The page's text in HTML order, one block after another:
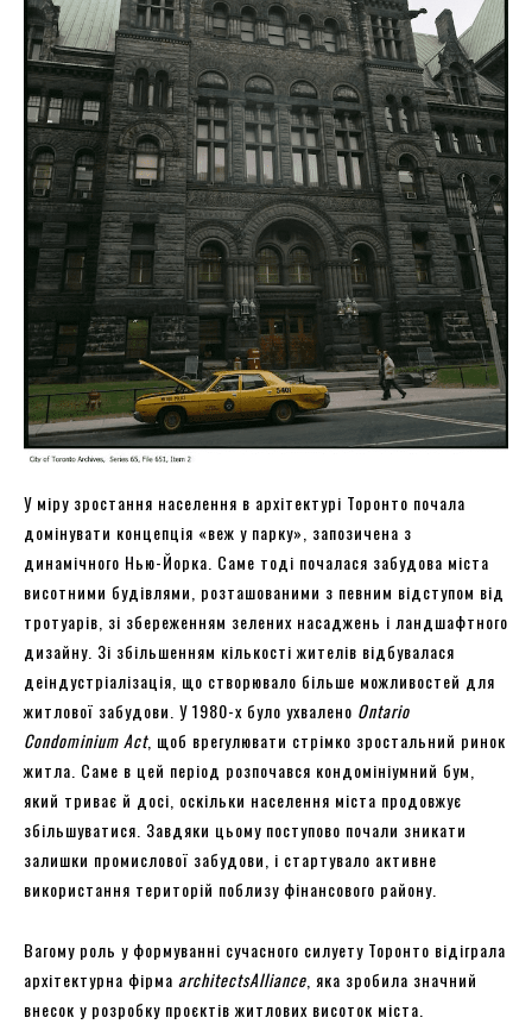
У міру зростання населення в архітектурі Торонто почала
домінувати концепція «веж у парку», запозичена з
динамічного Нью-Йорка. Саме тоді почалася забудова міста
висотними будівлями, розташованими з певним відступом від
тротуарів, зі збереженням зелених насаджень і ландшафтного
дизайну. Зі збільшенням кількості жителів відбувалася
деіндустріалізація, що створювало більше можливостей для
житлової забудови. У 1980-х було ухвалено Ontario
Condominium Act, щоб врегулювати стрімко зростальний ринок
житла. Саме в цей період розпочався кондомініумний бум,
який триває й досі, оскільки населення міста продовжує
збільшуватися. Завдяки цьому поступово почали зникати
залишки промислової забудови, і стартувало активне
використання територій поблизу фінансового району.
Вагому роль у формуванні сучасного силуету Торонто відіграла
архітектурна фірма architectsAlliance , яка зробила значний
внесок у розробку проєктів житлових висоток міста.